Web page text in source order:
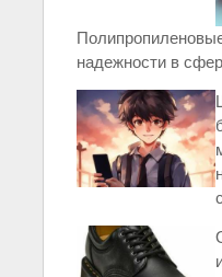
надежности в